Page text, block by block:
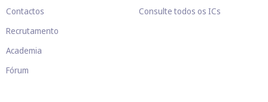
Contactos
Recrutamento
Academia
Fórum
Consulte todos os ICs